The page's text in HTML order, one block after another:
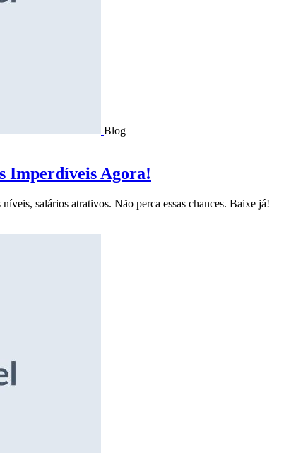
Blog
Imperdíveis Agora!
salários atrativos. Não perca essas chances. Baixe já!